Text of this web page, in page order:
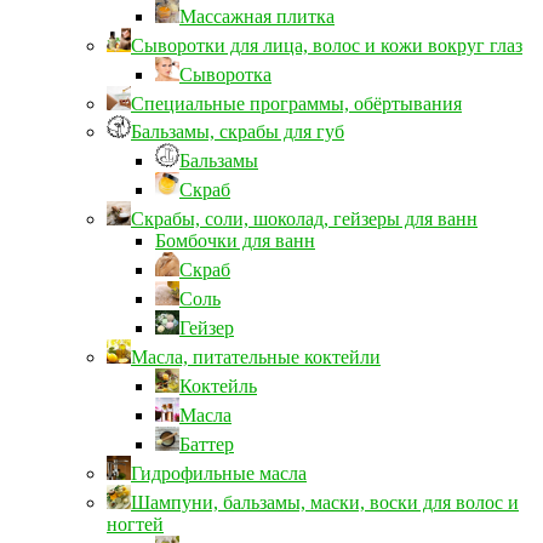
Массажная плитка
Сыворотки для лица, волос и кожи вокруг глаз
Сыворотка
Специальные программы, обёртывания
Бальзамы, скрабы для губ
Бальзамы
Скраб
Скрабы, соли, шоколад, гейзеры для ванн
Бомбочки для ванн
Скраб
Соль
Гейзер
Масла, питательные коктейли
Коктейль
Масла
Баттер
Гидрофильные масла
Шампуни, бальзамы, маски, воски для волос и
ногтей